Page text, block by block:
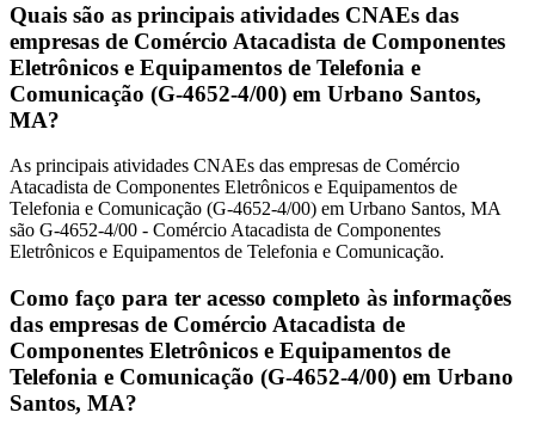
Quais são as principais atividades CNAEs das
empresas de Comércio Atacadista de Componentes
Eletrônicos e Equipamentos de Telefonia e
Comunicação (G-4652-4/00) em Urbano Santos,
MA?
As principais atividades CNAEs das empresas de Comércio
Atacadista de Componentes Eletrônicos e Equipamentos de
Telefonia e Comunicação (G-4652-4/00) em Urbano Santos, MA
são G-4652-4/00 - Comércio Atacadista de Componentes
Eletrônicos e Equipamentos de Telefonia e Comunicação.
Como faço para ter acesso completo às informações
das empresas de Comércio Atacadista de
Componentes Eletrônicos e Equipamentos de
Telefonia e Comunicação (G-4652-4/00) em Urbano
Santos, MA?